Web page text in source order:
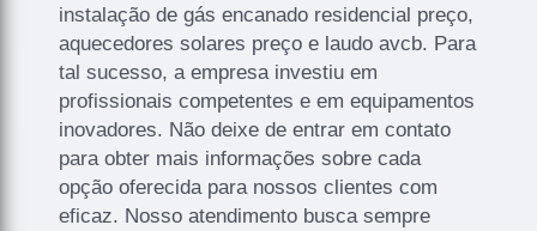
instalação de gás encanado residencial preço,
aquecedores solares preço e laudo avcb. Para
tal sucesso, a empresa investiu em
profissionais competentes e em equipamentos
inovadores. Não deixe de entrar em contato
para obter mais informações sobre cada
opção oferecida para nossos clientes com
eficaz. Nosso atendimento busca sempre